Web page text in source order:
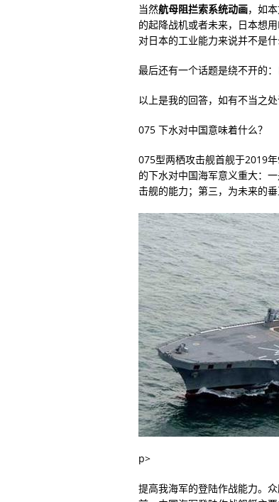
当然航母阻拦索系统动画，如
的起降战机或者未来，日本想
对日本的工业能力来说并不是什
最后还有一个话题是绕不开的
以上是我的回答，如有不当之处
075 下水对中国意味着什么？
075型两栖攻击舰首舰于2019
的下水对中国海军意义重大：
击舰的能力；第三，为未来的
p>
提高我海军的登陆作战能力。